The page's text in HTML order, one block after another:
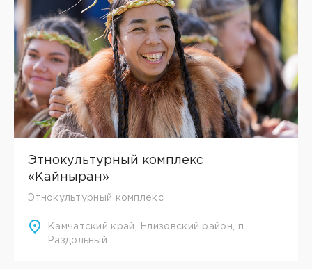
Этнокультурный комплекс
«Кайныран»
Этнокультурный комплекс
Камчатский край, Елизовский район, п.
Раздольный